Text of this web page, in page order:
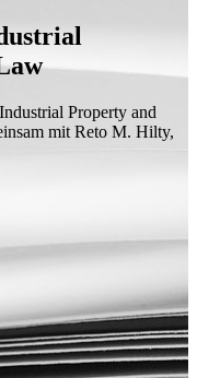
Property and
mit Reto M. Hilty,